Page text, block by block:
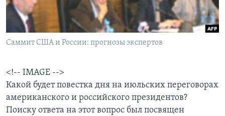
Learning English
СОЦИАЛЬНЫЕ СЕТИ
Языки
Саммит США и России: прогнозы экспертов
<!-- IMAGE -->
Какой будет повестка дня на июльских переговорах
американского и российского президентов?
Поиску ответа на этот вопрос был посвящен